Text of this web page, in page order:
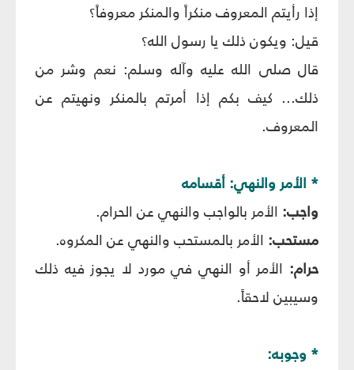
إذا رأيتم المعروف منكراً والمنكر معروفاً؟
قيل: ويكون ذلك يا رسول الله؟
قال صلى الله عليه وآله وسلم: نعم وشر من
ذلك... كيف بكم إذا أمرتم بالمنكر ونهيتم عن
المعروف.
* الأمر والنهي: أقسامه‏
واجب: الأمر بالواجب والنهي عن الحرام.
مستحب: الأمر بالمستحب والنهي عن المكروه.
حرام: الأمر أو النهي في مورد لا يجوز فيه ذلك
وسيبين لاحقاً.
* وجوبه: